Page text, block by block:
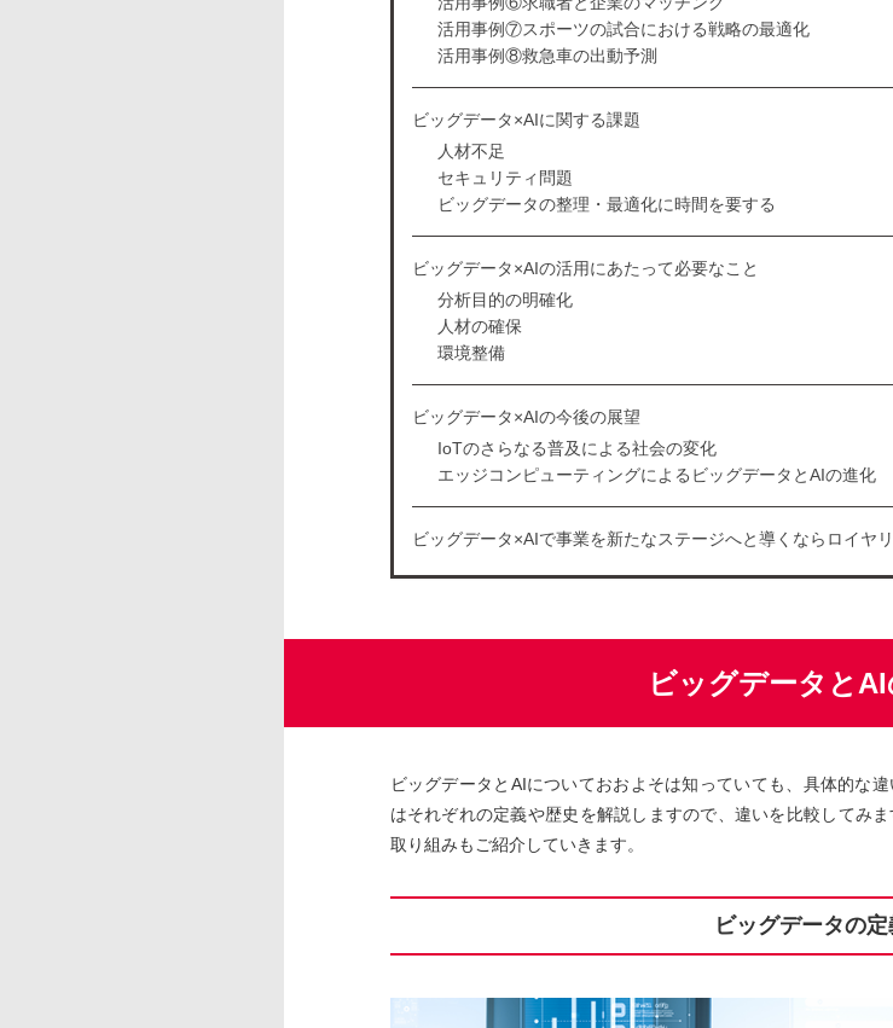
活用事例⑦スポーツの試合における戦略の最適化
活用事例⑧救急車の出動予測
ビッグデータ×AIに関する課題
人材不足
セキュリティ問題
ビッグデータの整理・最適化に時間を要する
ビッグデータ×AIの活用にあたって必要なこと
分析目的の明確化
人材の確保
環境整備
ビッグデータ×AIの今後の展望
IoTのさらなる普及による社会の変化
エッジコンピューティングによるビッグデータとAIの進化
ビッグデータ×AIで事業を新たなステージへと導くならロイヤ
ビッグデータと
ビッグデータとAIについておおよそは知っていても、具体的な
はそれぞれの定義や歴史を解説しますので、違いを比較してみ
取り組みもご紹介していきます。
ビッグデータの定